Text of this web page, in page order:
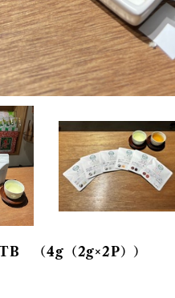
（4g（2g×2P））